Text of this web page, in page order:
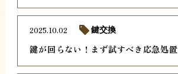
鍵が回らない！まず試すべき応急処置
2025.10.02 鍵交換